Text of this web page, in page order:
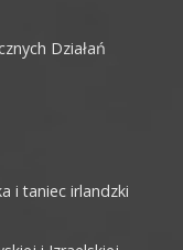
Działań
i taniec irlandzki